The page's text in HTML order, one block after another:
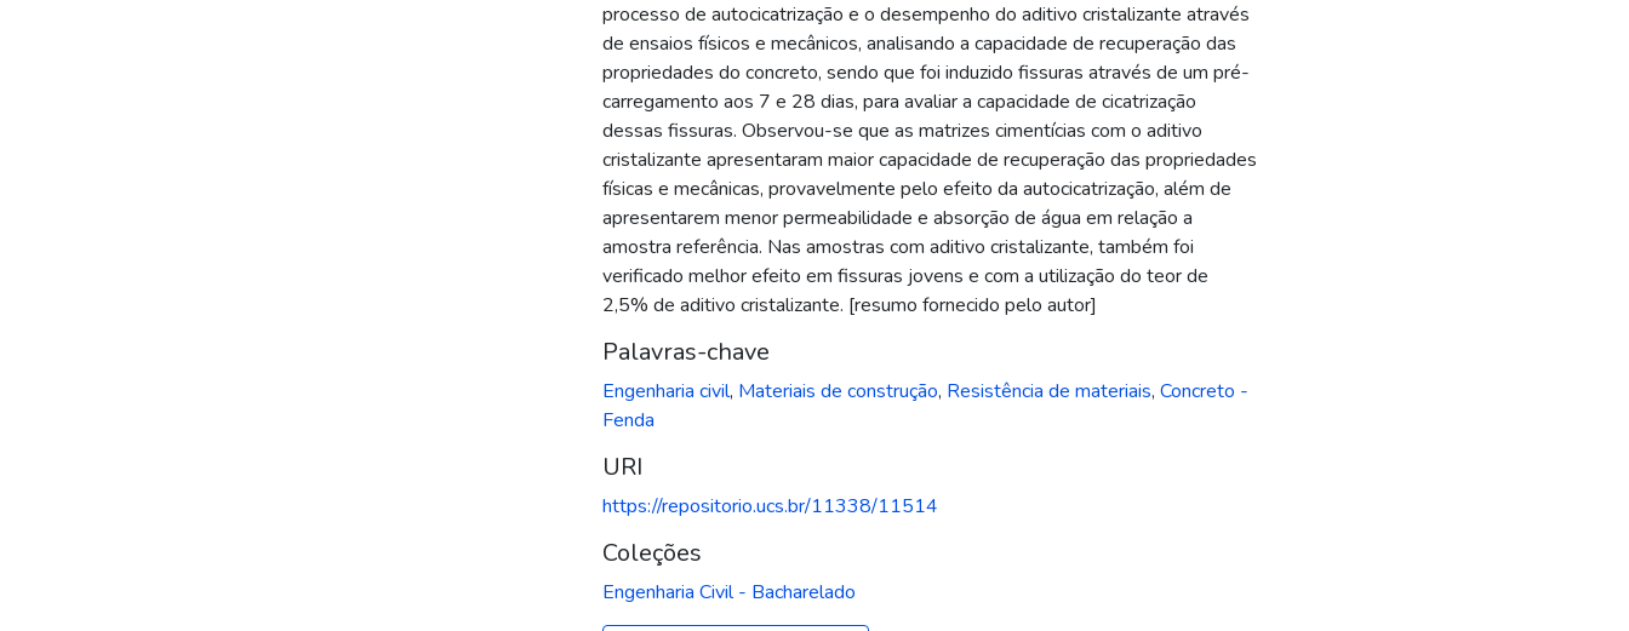
processo de autocicatrização e o desempenho do aditivo cristalizante através
de ensaios físicos e mecânicos, analisando a capacidade de recuperação das
propriedades do concreto, sendo que foi induzido fissuras através de um pré-
carregamento aos 7 e 28 dias, para avaliar a capacidade de cicatrização
dessas fissuras. Observou-se que as matrizes cimentícias com o aditivo
cristalizante apresentaram maior capacidade de recuperação das propriedades
físicas e mecânicas, provavelmente pelo efeito da autocicatrização, além de
apresentarem menor permeabilidade e absorção de água em relação a
amostra referência. Nas amostras com aditivo cristalizante, também foi
verificado melhor efeito em fissuras jovens e com a utilização do teor de
2,5% de aditivo cristalizante. [resumo fornecido pelo autor]
Palavras-chave
Engenharia civil, Materiais de construção, Resistência de materiais, Concreto -
Fenda
URI
https://repositorio.ucs.br/11338/11514
Coleções
Engenharia Civil - Bacharelado